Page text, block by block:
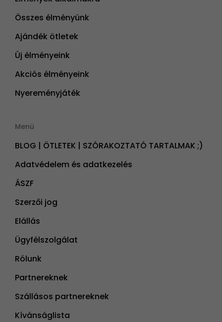
Összes élményünk
Ajándék ötletek
Új élményeink
Akciós élményeink
Nyereményjáték
Menü
BLOG | ÖTLETEK | SZÓRAKOZTATÓ TARTALMAK ;)
Adatvédelem és adatkezelés
ÁSZF
Szerzői jog
Elállás
Ügyfélszolgálat
Rólunk
Partnereknek
Szállásos partnereknek
Kívánságlista